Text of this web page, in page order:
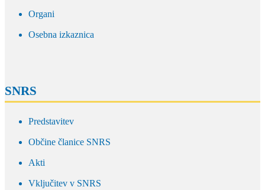
Organi
Osebna izkaznica
SNRS
Predstavitev
Občine članice SNRS
Akti
Vključitev v SNRS